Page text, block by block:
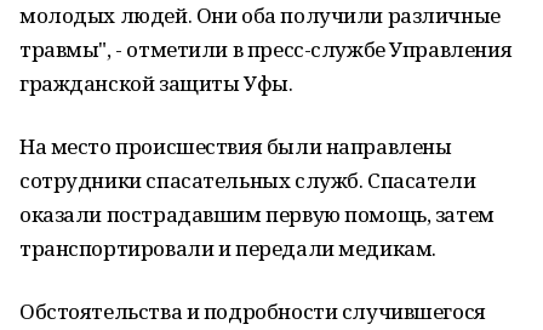
молодых людей. Они оба получили различные
травмы", - отметили в пресс-службе Управления
гражданской защиты Уфы.
На место происшествия были направлены
сотрудники спасательных служб. Спасатели
оказали пострадавшим первую помощь, затем
транспортировали и передали медикам.
Обстоятельства и подробности случившегося